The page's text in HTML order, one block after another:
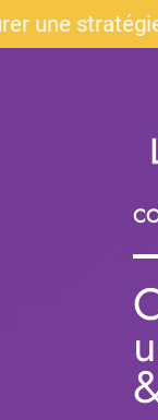
stratégie